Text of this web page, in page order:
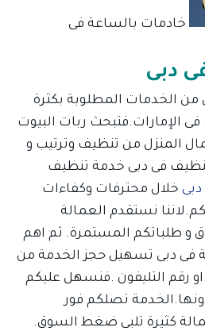
خادمات بالساعة فى
دبى
من الخدمات المطلوبة بكثرة
الإمارات.فتبحث ربات البيوت
المنزل من تنظيف وترتيب و
فى دبى خدمة تنظيف
دبى خلال محترفات وكفاءات
نستقدم العمالة
و طلباتكم المستمرة. ثم اهم
فى دبى تسهيل حجز الخدمة من
او رقم التليفون .فنسهل عليكم
تصلكم فور
عمالة كثيرة تلبى ضغط السوق.